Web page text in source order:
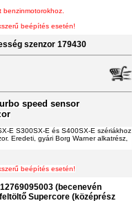
beépítés esetén!
szenzor 179430
speed sensor
E S300SX-E és S400SX-E szériákhoz
Eredeti, gyári Borg Warner alkatrész,
beépítés esetén!
(becenevén
Supercore (középrész